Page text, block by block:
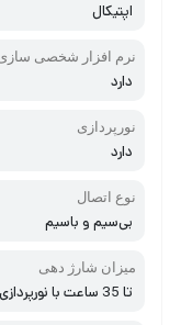
اپتیکال
نرم افزار شخصی سازی
دارد
نورپردازی
دارد
نوع اتصال
بی‌سیم و با‌سیم
میزان شارژ دهی